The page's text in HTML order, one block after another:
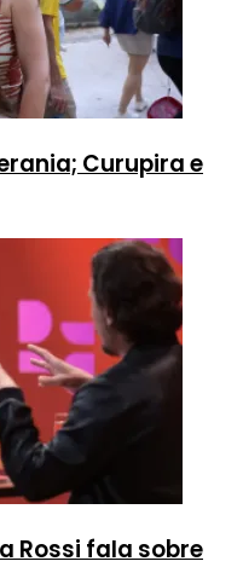
Curupira e
Rossi fala sobre